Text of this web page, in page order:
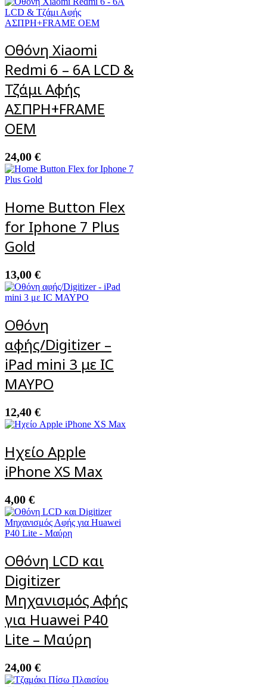
Οθόνη Xiaomi
Redmi 6 – 6A LCD &
Τζάμι Αφής
ΑΣΠΡΗ+FRAME
OEM
24,00 €
Home Button Flex
for Iphone 7 Plus
Gold
13,00 €
Οθόνη
αφής/Digitizer –
iPad mini 3 με IC
ΜΑΥΡΟ
12,40 €
Ηχείο Apple
iPhone XS Max
4,00 €
Οθόνη LCD και
Digitizer
Μηχανισμός Αφής
για Huawei P40
Lite – Μαύρη
24,00 €